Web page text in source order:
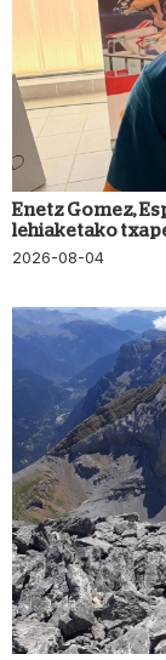
Enetz Gomez,
lehiaketako
2026-08-04